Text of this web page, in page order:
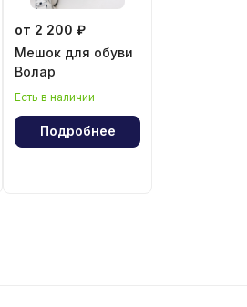
от 2 200 ₽
Мешок для обуви
Волар
Есть в наличии
Подробнее